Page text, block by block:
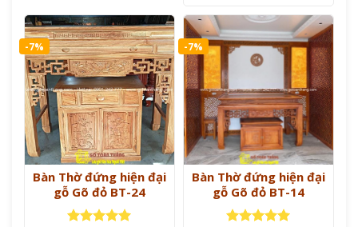
-7%
Bàn Thờ đứng hiện đại
gỗ Gõ đỏ BT-24
-7%
Bàn Thờ đứng hiện đại
gỗ Gõ đỏ BT-14